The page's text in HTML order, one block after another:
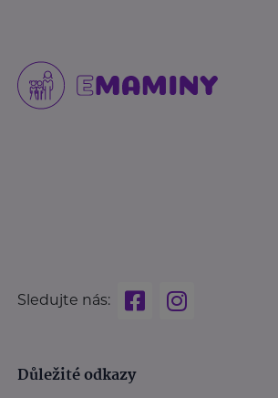
Sledujte nás:
Důležité odkazy